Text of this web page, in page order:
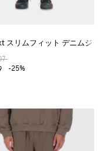
スリムフィット デニムジー
-25%